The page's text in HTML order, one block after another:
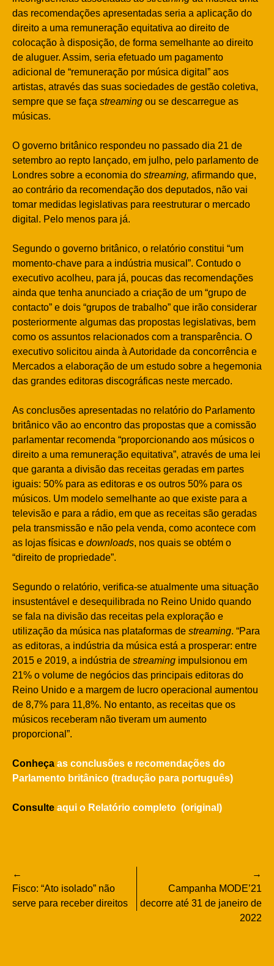
das recomendações apresentadas seria a aplicação do
direito a uma remuneração equitativa ao direito de
colocação à disposição, de forma semelhante ao direito
de aluguer. Assim, seria efetuado um pagamento
adicional de “remuneração por música digital” aos
artistas, através das suas sociedades de gestão coletiva,
sempre que se faça streaming ou se descarregue as
músicas.
O governo britânico respondeu no passado dia 21 de
setembro ao repto lançado, em julho, pelo parlamento de
Londres sobre a economia do streaming, afirmando que,
ao contrário da recomendação dos deputados, não vai
tomar medidas legislativas para reestruturar o mercado
digital. Pelo menos para já.
Segundo o governo britânico, o relatório constitui “um
momento-chave para a indústria musical”. Contudo o
executivo acolheu, para já, poucas das recomendações
ainda que tenha anunciado a criação de um “grupo de
contacto” e dois “grupos de trabalho” que irão considerar
posteriormente algumas das propostas legislativas, bem
como os assuntos relacionados com a transparência. O
executivo solicitou ainda à Autoridade da concorrência e
Mercados a elaboração de um estudo sobre a hegemonia
das grandes editoras discográficas neste mercado.
As conclusões apresentadas no relatório do Parlamento
britânico vão ao encontro das propostas que a comissão
parlamentar recomenda “proporcionando aos músicos o
direito a uma remuneração equitativa”, através de uma lei
que garanta a divisão das receitas geradas em partes
iguais: 50% para as editoras e os outros 50% para os
músicos. Um modelo semelhante ao que existe para a
televisão e para a rádio, em que as receitas são geradas
pela transmissão e não pela venda, como acontece com
as lojas físicas e downloads, nos quais se obtém o
“direito de propriedade”.
Segundo o relatório, verifica-se atualmente uma situação
insustentável e desequilibrada no Reino Unido quando
se fala na divisão das receitas pela exploração e
utilização da música nas plataformas de streaming. “Para
as editoras, a indústria da música está a prosperar: entre
2015 e 2019, a indústria de streaming impulsionou em
21% o volume de negócios das principais editoras do
Reino Unido e a margem de lucro operacional aumentou
de 8,7% para 11,8%. No entanto, as receitas que os
músicos receberam não tiveram um aumento
proporcional”.
Conheça as conclusões e recomendações do
Parlamento britânico (tradução para português)
Consulte aqui o Relatório completo (original)
Navegação
de
Fisco: “Ato isolado” não
serve para receber direitos
Campanha MODE’21
decorre até 31 de janeiro de
2022